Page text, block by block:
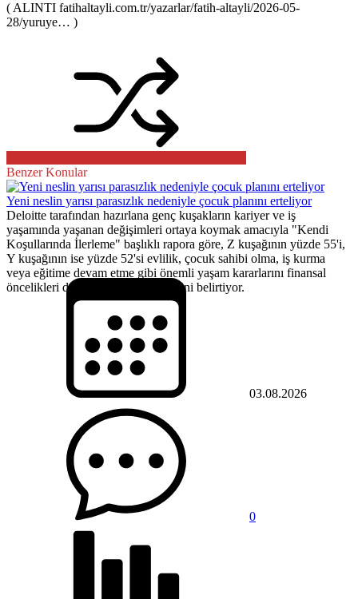
( ALINTI fatihaltayli.com.tr/yazarlar/fatih-altayli/2026-05-
28/yuruye… )
Benzer Konular
Yeni neslin yarısı parasızlık nedeniyle çocuk planını erteliyor
Deloitte tarafından hazırlana genç kuşakların kariyer ve iş
yaşamında yaşanan değişimleri ortaya koymak amacıyla "Kendi
Koşullarında İlerleme" başlıklı rapora göre, Z kuşağının yüzde 55'i,
Y kuşağının ise yüzde 52'si evlilik, çocuk sahibi olma, iş kurma
veya eğitime devam etme gibi önemli yaşam kararlarını finansal
öncelikleri doğrultusunda ertelediğini belirtiyor.
03.08.2026
0